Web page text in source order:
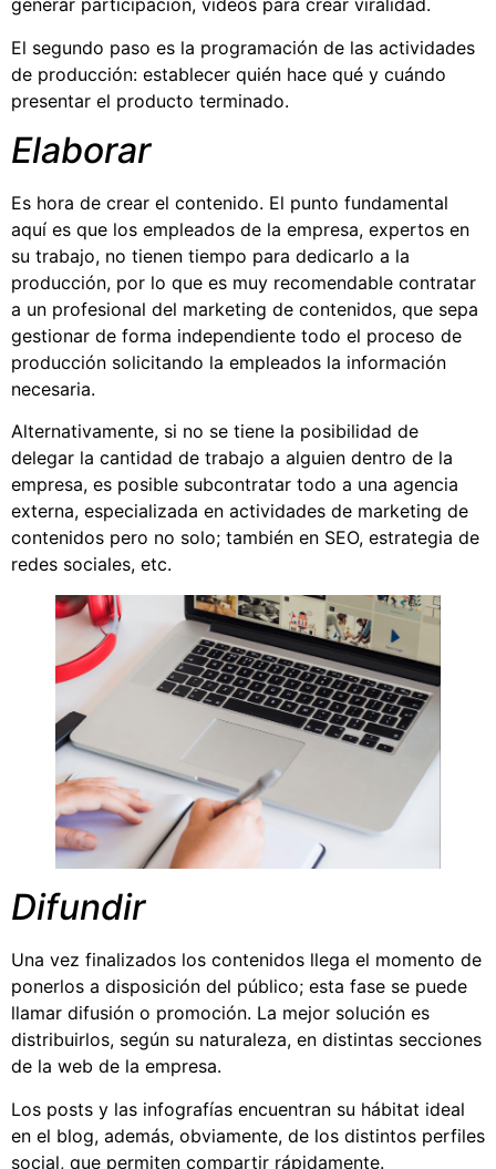
generar participación, videos para crear viralidad.
El segundo paso es la programación de las actividades
de producción: establecer quién hace qué y cuándo
presentar el producto terminado.
Elaborar
Es hora de crear el contenido. El punto fundamental
aquí es que los empleados de la empresa, expertos en
su trabajo, no tienen tiempo para dedicarlo a la
producción, por lo que es muy recomendable contratar
a un profesional del marketing de contenidos, que sepa
gestionar de forma independiente todo el proceso de
producción solicitando la empleados la información
necesaria.
Alternativamente, si no se tiene la posibilidad de
delegar la cantidad de trabajo a alguien dentro de la
empresa, es posible subcontratar todo a una agencia
externa, especializada en actividades de marketing de
contenidos pero no solo; también en SEO, estrategia de
redes sociales, etc.
Difundir
Una vez finalizados los contenidos llega el momento de
ponerlos a disposición del público; esta fase se puede
llamar difusión o promoción. La mejor solución es
distribuirlos, según su naturaleza, en distintas secciones
de la web de la empresa.
Los posts y las infografías encuentran su hábitat ideal
en el blog, además, obviamente, de los distintos perfiles
social, que permiten compartir rápidamente.